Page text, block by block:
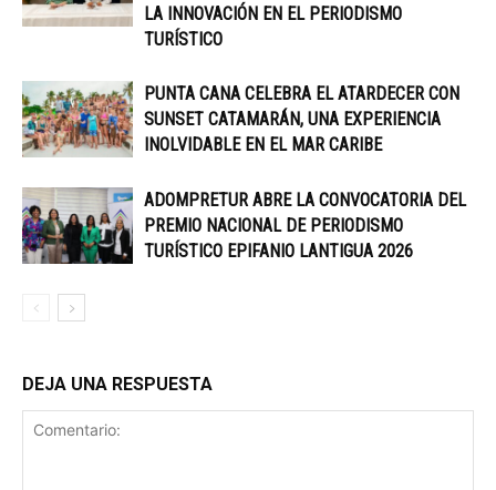
LA INNOVACIÓN EN EL PERIODISMO
TURÍSTICO
PUNTA CANA CELEBRA EL ATARDECER CON
SUNSET CATAMARÁN, UNA EXPERIENCIA
INOLVIDABLE EN EL MAR CARIBE
ADOMPRETUR ABRE LA CONVOCATORIA DEL
PREMIO NACIONAL DE PERIODISMO
TURÍSTICO EPIFANIO LANTIGUA 2026
DEJA UNA RESPUESTA